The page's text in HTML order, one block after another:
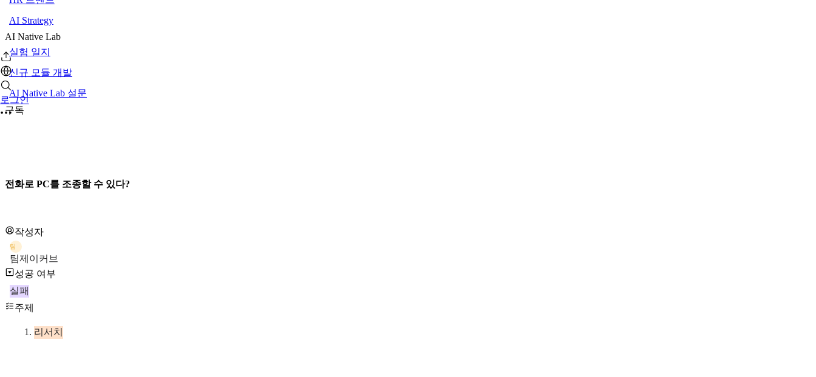
로그인
AI Strategy
AI Native Lab
실험 일지
신규 모듈 개발
AI Native Lab 설문
구독
전화로 PC를 조종할 수 있다?
작성자
팀
팀제이커브
성공 여부
실패
주제
리서치